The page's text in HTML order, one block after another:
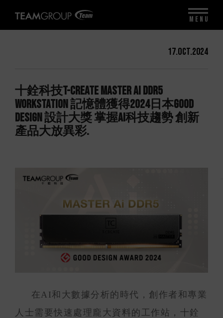
17.Oct.2024
十銓科技T-CREATE MASTER Ai DDR5
WORKSTATION 記憶體獲得2024日本Good
Design 設計大獎 掌握AI科技趨勢 創新
產品大放異彩.
在AI和大數據分析的時代，創作者和專業
人士需要快速處理龐大資料的工作站，十銓
MENU